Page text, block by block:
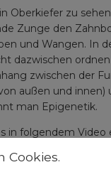
Oberkiefer zu
Zunge den
und Wangen. In
dazwischen
zwischen der
außen und innen)
man Epigenetik.
in folgendem Video
Cookies.